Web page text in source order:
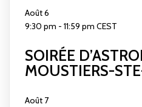
Août6
9:30 pm - 11:59 pm CEST
SOIRÉE
MOUSTIERS-
Août 7